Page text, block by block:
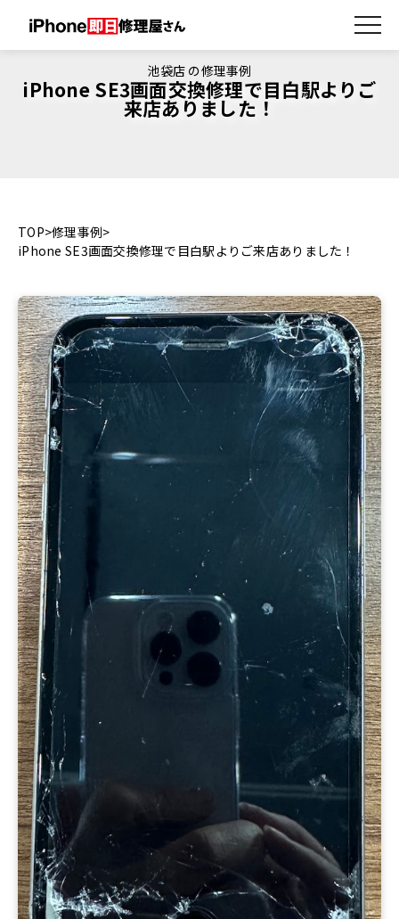
池袋店 の修理事例
iPhone SE3画面交換修理で目白駅よりご
来店ありました！
TOP 修理事例
iPhone SE3画面交換修理で目白駅よりご来店ありました！